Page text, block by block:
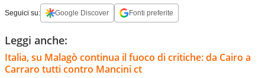
Seguici su: Google Discover Fonti preferite
Leggi anche:
Italia, su Malagò continua il fuoco di critiche: da Cairo a
Carraro tutti contro Mancini ct